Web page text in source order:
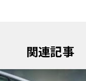
関連記事